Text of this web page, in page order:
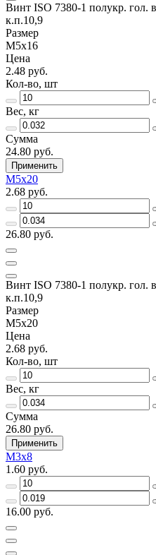
Винт ISO 7380-1 полукр. гол.
к.п.10,9
Размер
М5х16
Цена
2.48 руб.
Кол-во, шт
Вес, кг
Сумма
24.80 руб.
Применить
М5х20
2.68 руб.
26.80 руб.
Винт ISO 7380-1 полукр. гол.
к.п.10,9
Размер
М5х20
Цена
2.68 руб.
Кол-во, шт
Вес, кг
Сумма
26.80 руб.
Применить
М3х8
1.60 руб.
16.00 руб.